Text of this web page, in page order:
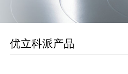
优立科派产品